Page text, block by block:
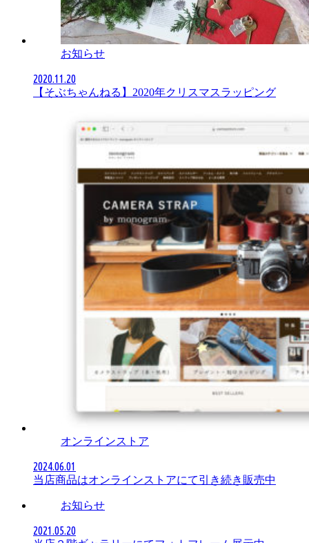
お知らせ
2020.11.20
【そぶちゃんねる】2020年クリスマスラッピング
オンラインストア
2024.06.01
当店商品はオンラインストアにて引き続き販売中
お知らせ
2021.05.20